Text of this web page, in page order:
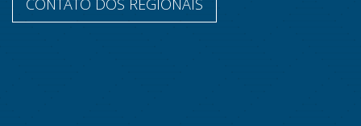
CONTATO DOS REGIONAIS